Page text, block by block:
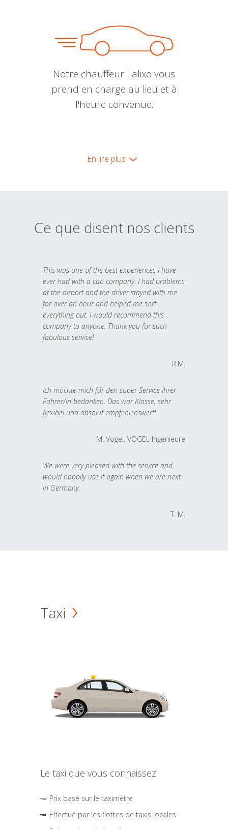
Notre chauffeur Talixo vous
prend en charge au lieu et à
l'heure convenue.
En lire plus
Ce que disent nos clients
This was one of the best experiences I have
ever had with a cab company. I had problems
at the airport and the driver stayed with me
for over an hour and helped me sort
everything out. I would recommend this
company to anyone. Thank you for such
fabulous service!
R.M.
Ich möchte mich für den super Service Ihrer
Fahrer/in bedanken. Das war Klasse, sehr
flexibel und absolut empfehlenswert!
M. Vogel, VOGEL Ingenieure
We were very pleased with the service and
would happily use it again when we are next
in Germany.
T. M.
Taxi
Le taxi que vous connaissez
Prix basé sur le taximètre
Effectué par les flottes de taxis locales